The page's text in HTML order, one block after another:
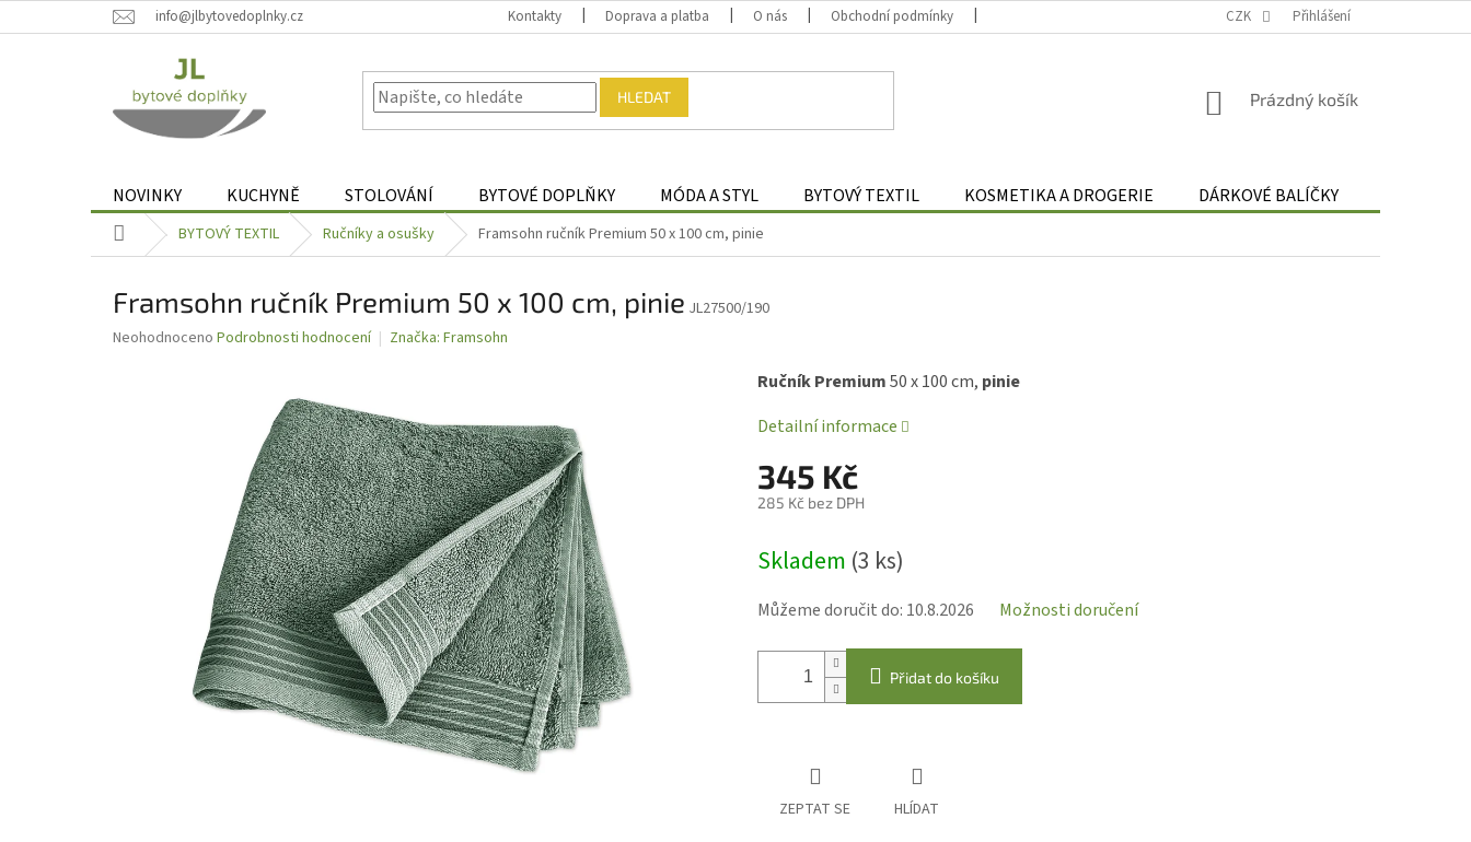
na
info@jlbytovedoplnky.cz Kontakty Doprava a platba O nás Obchodní podmínky Odstoupení od smlouvy
CZK Přihlášení
HLEDAT
NÁKUPNÍ
Prázdný košík
NOVINKY KUCHYNĚ STOLOVÁNÍ BYTOVÉ DOPLŇKY MÓDA A STYL BYTOVÝ TEXTIL KOSMETIKA A DROGERIE DÁRKOVÉ BALÍČKY
Domů BYTOVÝ TEXTIL Ručníky a osušky Framsohn ručník Premium 50 x 100 cm, pinie
Framsohn ručník Premium 50 x 100 cm, pinie JL27500/190
Průměrné
Neohodnoceno Podrobnosti hodnocení Značka: Framsohn
345 Kč
285 Kč bez DPH
cena:
Skladem (3 ks)
Můžeme doručit do: 10.8.2026 Možnosti doručení
Přidat do košíku
Ručník Premium50 x 100 cm, pinie
Detailní informace
ZEPTAT SE HLÍDAT